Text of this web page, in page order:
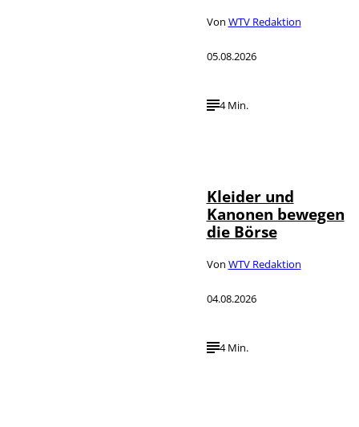
Von WTV Redaktion
05.08.2026
4 Min.
Kleider und
Kanonen bewegen
die Börse
Von WTV Redaktion
04.08.2026
4 Min.